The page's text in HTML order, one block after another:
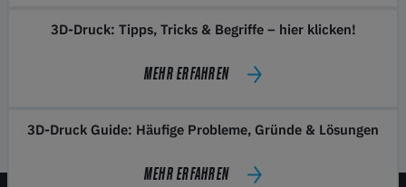
3D-Druck: Tipps, Tricks & Begriffe – hier klicken!
MEHR ERFAHREN
3D-Druck Guide: Häufige Probleme, Gründe & Lösungen
MEHR ERFAHREN